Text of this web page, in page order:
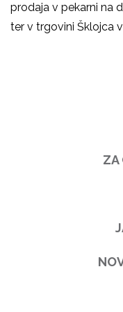
prodaja v pekarni na
ter v trgovini Šklojca
ZA